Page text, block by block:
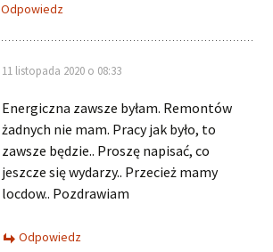
Odpowiedz
11 listopada 2020 o 08:33
Energiczna zawsze byłam. Remontów
żadnych nie mam. Pracy jak było, to
zawsze będzie.. Proszę napisać, co
jeszcze się wydarzy.. Przecież mamy
locdow.. Pozdrawiam
Odpowiedz